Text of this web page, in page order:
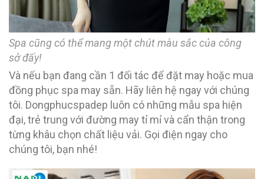
Spa cũng có thể mang một chút màu sắc của công
sở đấy!
Và nếu bạn đang cần 1 đối tác để đặt may hoặc mua
đồng phục spa may sẵn. Hãy liên hệ ngay với chúng
tôi. Dongphucspadep luôn có những mẫu spa hiện
đại, trẻ trung với đường may tỉ mỉ và cẩn thận trong
từng khâu chọn chất liệu vải. Gọi điện ngay cho
chúng tôi, bạn nhé!